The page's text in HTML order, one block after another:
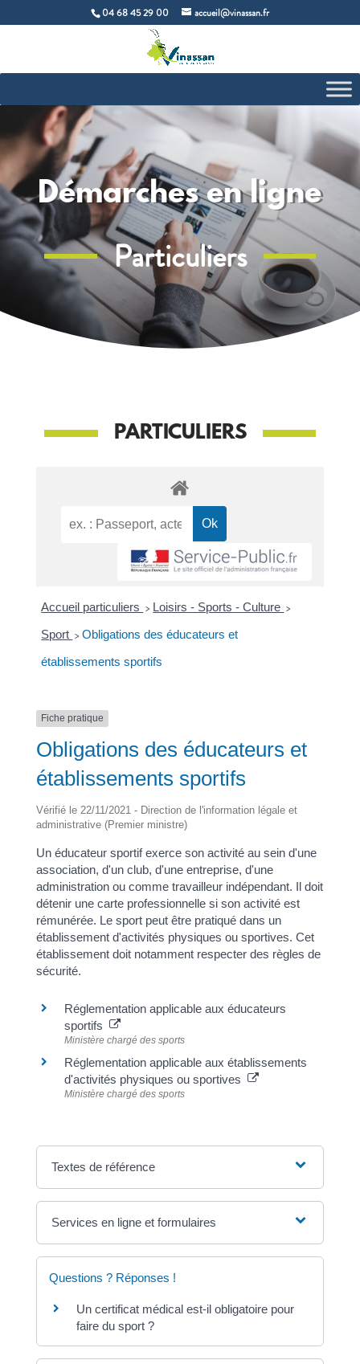
04 68 45 29 00 accueil@vinassan.fr
Démarches en ligne
Particuliers
PARTICULIERS
Accueil particuliers > Loisirs - Sports - Culture >
Sport > Obligations des éducateurs et
établissements sportifs
Fiche pratique
Obligations des éducateurs et
établissements sportifs
Vérifié le 22/11/2021 - Direction de l'information légale et
administrative (Premier ministre)
Un éducateur sportif exerce son activité au sein d'une
association, d'un club, d'une entreprise, d'une
administration ou comme travailleur indépendant. Il doit
détenir une carte professionnelle si son activité est
rémunérée. Le sport peut être pratiqué dans un
établissement d'activités physiques ou sportives. Cet
établissement doit notamment respecter des règles de
sécurité.
Réglementation applicable aux éducateurs
sportifs
Ministère chargé des sports
Réglementation applicable aux établissements
d'activités physiques ou sportives
Ministère chargé des sports
Textes de référence
Services en ligne et formulaires
Questions ? Réponses !
Un certificat médical est-il obligatoire pour
faire du sport ?